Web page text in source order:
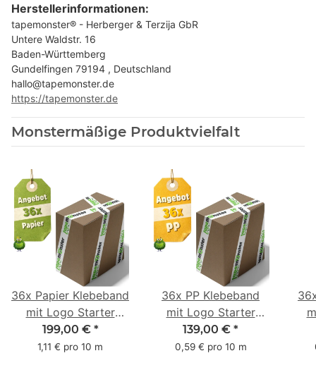
Herstellerinformationen:
tapemonster® - Herberger & Terzija GbR
Untere Waldstr. 16
Baden-Württemberg
Gundelfingen 79194 , Deutschland
hallo@tapemonster.de
https://tapemonster.de
Monstermäßige Produktvielfalt
36x Papier Klebeband
mit Logo Starter
Pack - 1-farbig- 50
mm x 50 m - mit
199,00 € *
1,11 € pro 10 m
36x PP Klebeband
mit Logo Starter
Pack - 1-farbig- 48
mm x 66 m
139,00 € *
0,59 € pro 10 m